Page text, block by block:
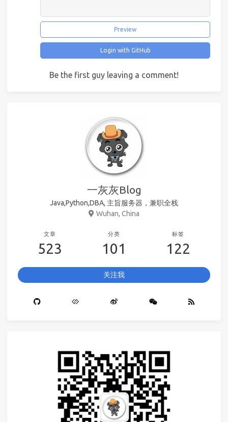
Preview
Login with GitHub
Be the first guy leaving a comment!
一灰灰Blog
Java,Python,DBA, 主旨服务器，兼职全栈
Wuhan, China
文章
523
分类
101
标签
122
关注我